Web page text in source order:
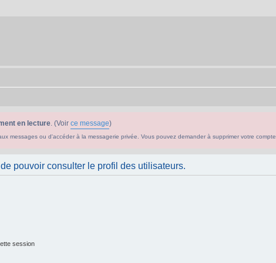
en lecture. (Voir ce message)
messages ou d'accéder à la messagerie privée. Vous pouvez demander à supprimer votre compte
pouvoir consulter le profil des utilisateurs.
session